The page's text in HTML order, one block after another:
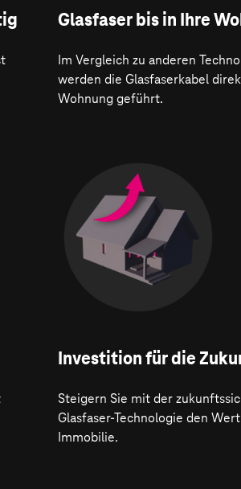
Glasfaser bis in Ihre
Im Vergleich zu anderen
werden die Glasfaserkabel
Wohnung geführt.
Investition für die
Steigern Sie mit der
Glasfaser-Technologie den
Immobilie.